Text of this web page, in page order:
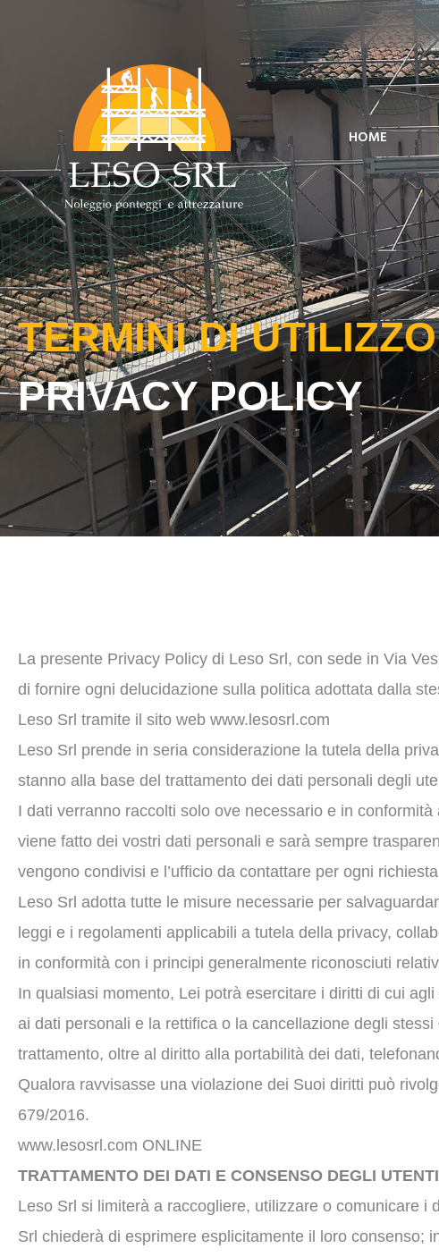
HOME
TERMINI DI UTILIZZO
PRIVACY POLICY
La presente Privacy Policy di Leso Srl, con sede in Via
di fornire ogni delucidazione sulla politica adottata dalla
Leso Srl tramite il sito web www.lesosrl.com
Leso Srl prende in seria considerazione la tutela della
stanno alla base del trattamento dei dati personali degli
I dati verranno raccolti solo ove necessario e in
viene fatto dei vostri dati personali e sarà sempre
vengono condivisi e l’ufficio da contattare per ogni
Leso Srl adotta tutte le misure necessarie per
leggi e i regolamenti applicabili a tutela della privacy,
in conformità con i principi generalmente riconosciuti
In qualsiasi momento, Lei potrà esercitare i diritti di cui
ai dati personali e la rettifica o la cancellazione degli
trattamento, oltre al diritto alla portabilità dei dati,
Qualora ravvisasse una violazione dei Suoi diritti può
679/2016.
www.lesosrl.com ONLINE
TRATTAMENTO DEI DATI E CONSENSO DEGLI UTENTI
Leso Srl si limiterà a raccogliere, utilizzare o comunicare
Srl chiederà di esprimere esplicitamente il loro consenso;